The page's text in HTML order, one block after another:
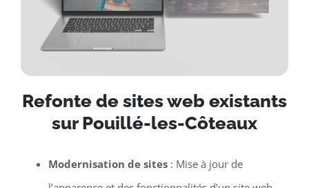
Refonte de sites web existants
sur Pouillé-les-Côteaux
Modernisation de sites: Mise à jour de